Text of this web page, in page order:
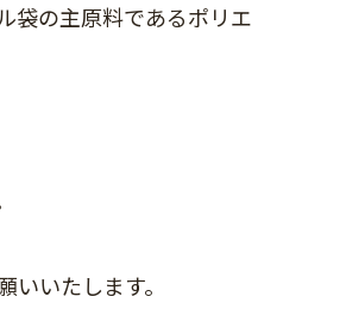
袋の主原料であるポリエ
いたします。